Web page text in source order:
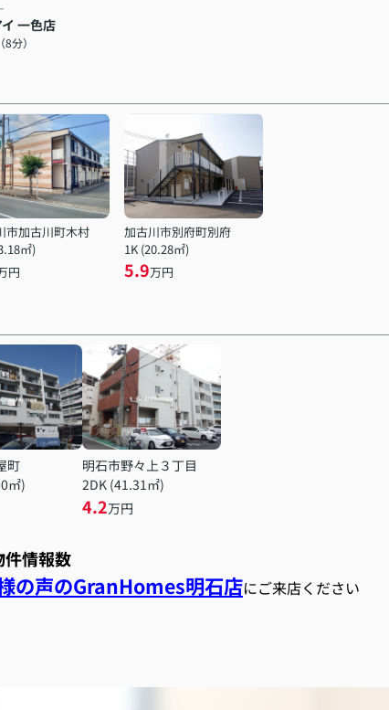
一色店
分）
市加古川町木村
㎡)
円
加古川市別府町別府
1K (20.28㎡)
5.9万円
町
㎡)
明石市野々上３丁目
2DK (41.31㎡)
4.2万円
情報数
の声のGranHomes明石店にご来店ください